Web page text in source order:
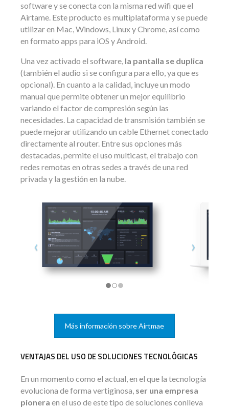
software y se conecta con la misma red wifi que el
Airtame. Este producto es multiplataforma y se puede
utilizar en Mac, Windows, Linux y Chrome, así como
en formato apps para iOS y Android.
Una vez activado el software, la pantalla se duplica
(también el audio si se configura para ello, ya que es
opcional). En cuanto a la calidad, incluye un modo
manual que permite obtener un mejor equilibrio
variando el factor de compresión según las
necesidades. La capacidad de transmisión también se
puede mejorar utilizando un cable Ethernet conectado
directamente al router. Entre sus opciones más
destacadas, permite el uso multicast, el trabajo con
redes remotas en otras sedes a través de una red
privada y la gestión en la nube.
Más información sobre Airtmae
VENTAJAS DEL USO DE SOLUCIONES TECNOLÓGICAS
En un momento como el actual, en el que la tecnología
evoluciona de forma vertiginosa, ser una empresa
pionera en el uso de este tipo de soluciones conlleva